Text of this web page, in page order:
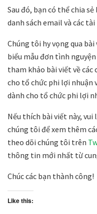
Sau đó, bạn có thể chia
danh sách email và các
Chúng tôi hy vọng qua
biểu mẫu đơn tình
tham khảo bài viết về các
cho tổ chức phi lợi nhuận
dành cho tổ chức phi lợi
Nếu thích bài viết này, vui
chúng tôi để xem thêm
theo dõi chúng tôi trên
thông tin mới nhất từ
Chúc các bạn thành công!
Like this: